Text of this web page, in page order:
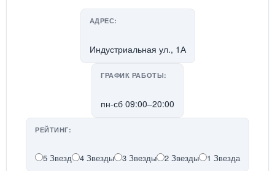
АДРЕС:
Индустриальная ул., 1А
ГРАФИК РАБОТЫ:
пн-сб 09:00–20:00
РЕЙТИНГ:
5 Звезд 4 Звезды 3 Звезды 2 Звезды 1 Звезда